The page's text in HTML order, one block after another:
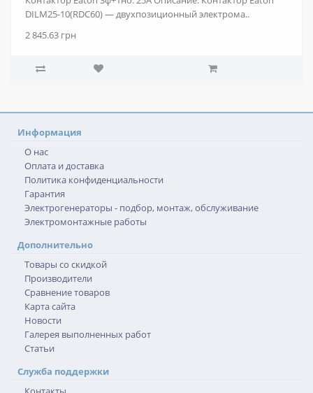
DILM25-10(RDC60) — двухпозиционный электрома..
2 845.63 грн
Информация
О нас
Оплата и доставка
Политика конфиденциальности
Гарантия
Электрогенераторы - подбор, монтаж, обслуживание
Электромонтажные работы
Дополнительно
Товары со скидкой
Производители
Сравнение товаров
Карта сайта
Новости
Галерея выполненных работ
Статьи
Служба поддержки